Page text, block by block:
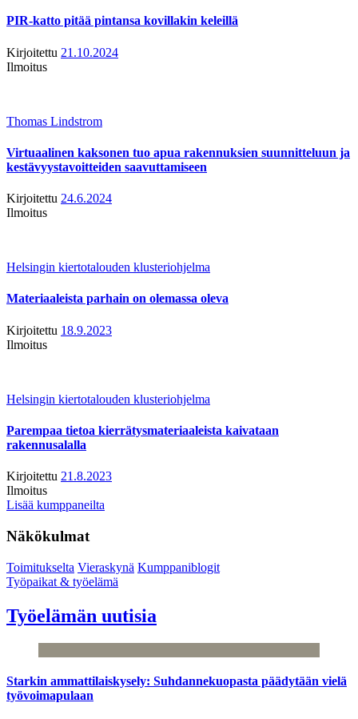
PIR-katto pitää pintansa kovillakin keleillä
Kirjoitettu 21.10.2024
Ilmoitus
Thomas Lindstrom
Virtuaalinen kaksonen tuo apua rakennuksien suunnitteluun ja
kestävyystavoitteiden saavuttamiseen
Kirjoitettu 24.6.2024
Ilmoitus
Helsingin kiertotalouden klusteriohjelma
Materiaaleista parhain on olemassa oleva
Kirjoitettu 18.9.2023
Ilmoitus
Helsingin kiertotalouden klusteriohjelma
Parempaa tietoa kierrätysmateriaaleista kaivataan
rakennusalalla
Kirjoitettu 21.8.2023
Ilmoitus
Lisää kumppaneilta
Näkökulmat
Toimitukselta Vieraskynä Kumppaniblogit
Työpaikat & työelämä
Työelämän uutisia
Starkin ammattilaiskysely: Suhdannekuopasta päädytään vielä
työvoimapulaan